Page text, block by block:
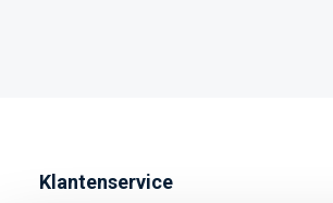
Klantenservice